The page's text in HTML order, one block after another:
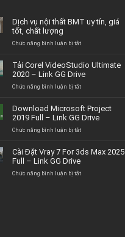
Dịch vụ nội thất BMT uy tín, giá
tốt, chất lượng
Chức năng bình luận bị tắtở
nội
thất
BMT
giá
tốt,
chất
Tải Corel VideoStudio Ultimate
2020 – Link GG Drive
Chức năng bình luận bị tắtở
VideoStudio
Ultimate
2020
GG
Download Microsoft Project
2019 Full – Link GG Drive
Chức năng bình luận bị tắtở
Project
Full
Cài Đặt Vray 7 For 3ds Max 2025
Full – Link GG Drive
Chức năng bình luận bị tắtở